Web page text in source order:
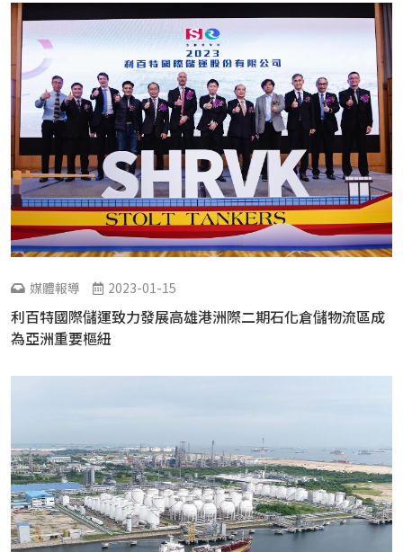
媒體報導 2023-01-15
利百特國際儲運致力發展高雄港洲際二期石化倉儲物流區成
為亞洲重要樞紐